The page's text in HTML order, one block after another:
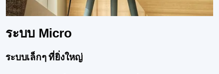
ระบบ Micro
ระบบเล็กๆ ที่ยิ่งใหญ่